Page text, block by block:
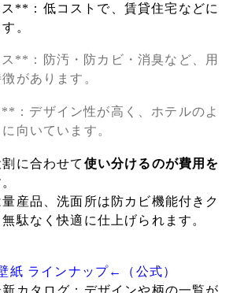
**：低コストで、賃貸住宅などに
。
**：防汚・防カビ・消臭など、用
があります。
：デザイン性が高く、ホテルのよ
向いています。
に合わせて 使い分けるのが費用を
産品、洗面所は防カビ機能付きク
駄なく快適に仕上げられます。
紙 ラインナップ←（公式）